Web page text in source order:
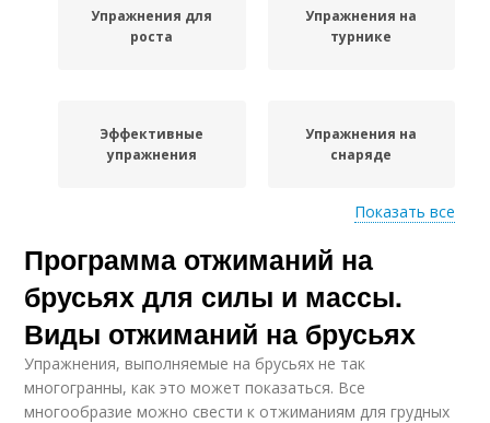
Упражнения для
роста
Упражнения на
турнике
Эффективные
упражнения
Упражнения на
снаряде
Упражнения на
укрепление
Физические
упражнения
Базовые упражнения
Упражнения для
мужчин
Показать все
Программа отжиманий на
брусьях для силы и массы.
Виды отжиманий на брусьях
Упражнения, выполняемые на брусьях не так
многогранны, как это может показаться. Все
многообразие можно свести к отжиманиям для грудных